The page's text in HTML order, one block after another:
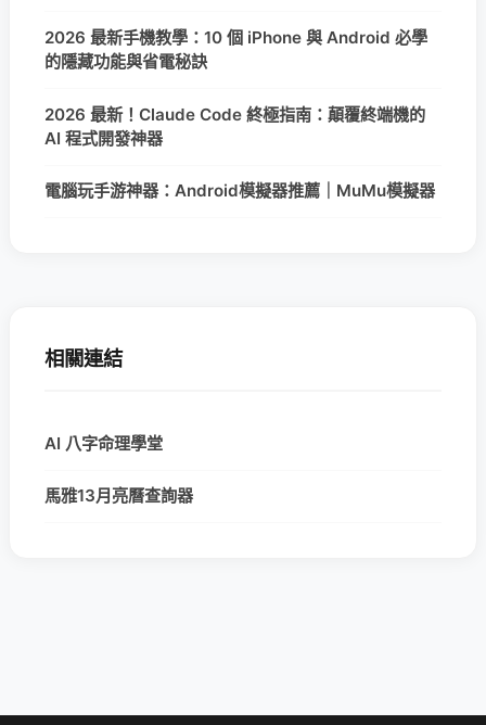
2026 最新手機教學：10 個 iPhone 與 Android 必學
的隱藏功能與省電秘訣
2026 最新！Claude Code 終極指南：顛覆終端機的
AI 程式開發神器
電腦玩手游神器：Android模擬器推薦｜MuMu模擬器
相關連結
AI 八字命理學堂
馬雅13月亮曆查詢器